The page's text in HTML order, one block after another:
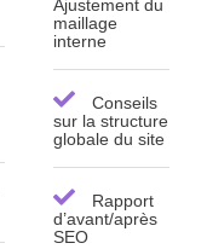
Ajustement du
maillage
interne
Conseils
sur la structure
globale du site
Rapport
d’avant/après
SEO